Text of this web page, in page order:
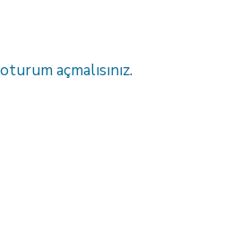
oturum açmalısınız.